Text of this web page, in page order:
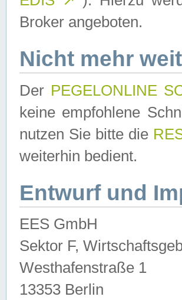
Broker angeboten.
Nicht mehr
Der PEGELONLINE
keine empfohlene
nutzen Sie bitte die
weiterhin bedient.
Entwurf und
EES GmbH
Sektor F,
Westhafenstraße 1
13353 Berlin